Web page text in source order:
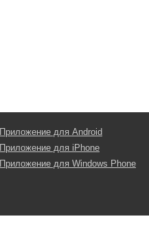
Приложение для Android
Приложение для iPhone
Приложение для Windows Phone